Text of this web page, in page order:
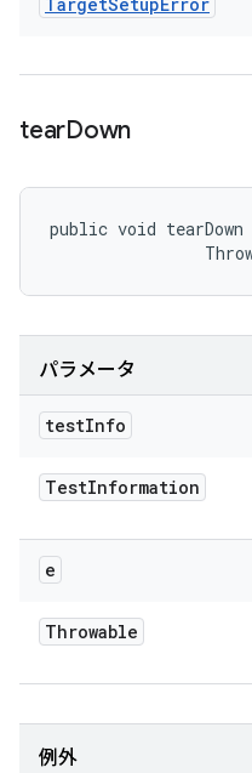
tearDown
public void
パラメータ
testInfo
TestInformation
e
Throwable
例外